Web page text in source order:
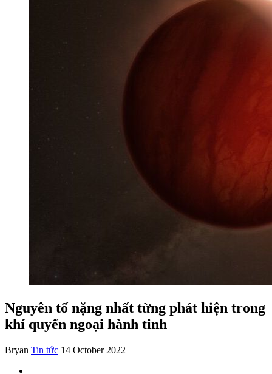
Nguyên tố nặng nhất từng phát hiện trong
khí quyển ngoại hành tinh
Bryan Tin tức 14 October 2022